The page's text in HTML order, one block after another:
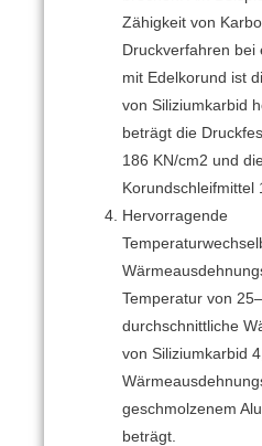
Zähigkeit von
Druckverfahren
mit Edelkorund ist
von Siliziumkarbid
beträgt die
186 KN/cm2 und
Korundschleifmittel
Hervorragende
Temperatur von
durchschnittliche
von Siliziumkarbid
geschmolzenem
beträgt.